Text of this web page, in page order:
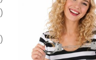
)
)